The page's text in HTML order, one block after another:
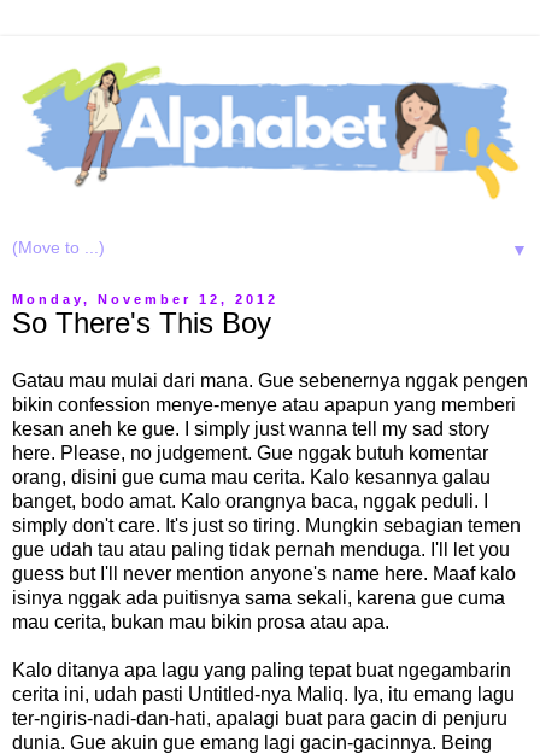
▼
Monday, November 12, 2012
So There's This Boy
Gatau mau mulai dari mana. Gue sebenernya nggak pengen
bikin confession menye-menye atau apapun yang memberi
kesan aneh ke gue. I simply just wanna tell my sad story
here. Please, no judgement. Gue nggak butuh komentar
orang, disini gue cuma mau cerita. Kalo kesannya galau
banget, bodo amat. Kalo orangnya baca, nggak peduli. I
simply don't care. It's just so tiring. Mungkin sebagian temen
gue udah tau atau paling tidak pernah menduga. I'll let you
guess but I'll never mention anyone's name here. Maaf kalo
isinya nggak ada puitisnya sama sekali, karena gue cuma
mau cerita, bukan mau bikin prosa atau apa.
Kalo ditanya apa lagu yang paling tepat buat ngegambarin
cerita ini, udah pasti Untitled-nya Maliq. Iya, itu emang lagu
ter-ngiris-nadi-dan-hati, apalagi buat para gacin di penjuru
dunia. Gue akuin gue emang lagi gacin-gacinnya. Being